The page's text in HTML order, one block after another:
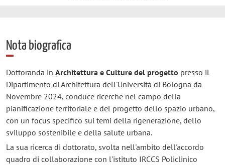
Nota biografica
Dottoranda in Architettura e Culture del progetto presso il
Dipartimento di Architettura dell'Università di Bologna da
Novembre 2024, conduce ricerche nel campo della
pianificazione territoriale e del progetto dello spazio urbano,
con un focus specifico sui temi della rigenerazione, dello
sviluppo sostenibile e della salute urbana.
La sua ricerca di dottorato, svolta nell'ambito dell'accordo
quadro di collaborazione con l'istituto IRCCS Policlinico